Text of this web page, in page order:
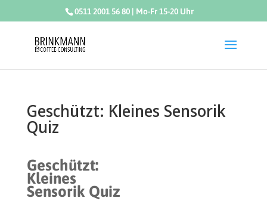
0511 2001 56 80 | Mo-Fr 15-20 Uhr
Geschützt: Kleines Sensorik
Quiz
Geschützt:
Kleines
Sensorik Quiz